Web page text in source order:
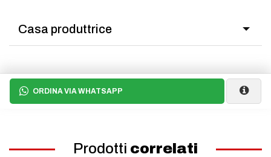
Casa produttrice
ORDINA VIA WHATSAPP
Prodotti correlati